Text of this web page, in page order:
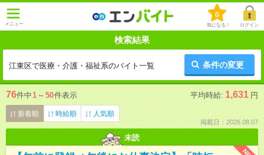
メニュー
0
気になる！ ログイン
検索結果
江東区で医療・介護・福祉系のバイト一覧 条件の変更
76件中1 ～ 50件表示 平均時給: 1,631 円
新着順 時給順 人気順
掲載日：2026.08.07
未読